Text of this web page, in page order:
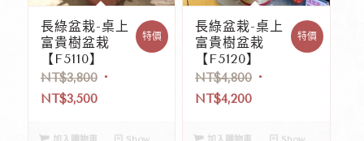
長綠盆栽-桌上
富貴樹盆栽
【F5110】
NT$3,800
NT$3,500
特價
長綠盆栽-桌上
富貴樹盆栽
【F5120】
NT$4,800
NT$4,200
特價